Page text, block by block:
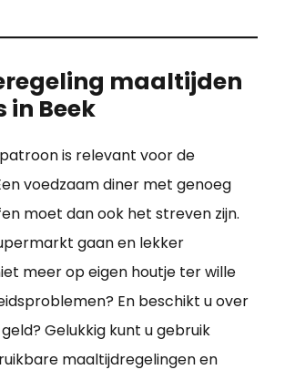
maaltijden
in Beek
is relevant voor de
voedzaam diner met genoeg
moet dan ook het streven zijn.
gaan en lekker
meer op eigen houtje ter wille
En beschikt u over
Gelukkig kunt u gebruik
maaltijdregelingen en